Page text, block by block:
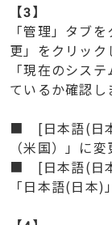
【3】
「管理」タブ
更」をクリック
「現在のシス
ているか確認し
■ [日本語(日
（米国）」に変
■ [日本語(日本
「日本語(日本)